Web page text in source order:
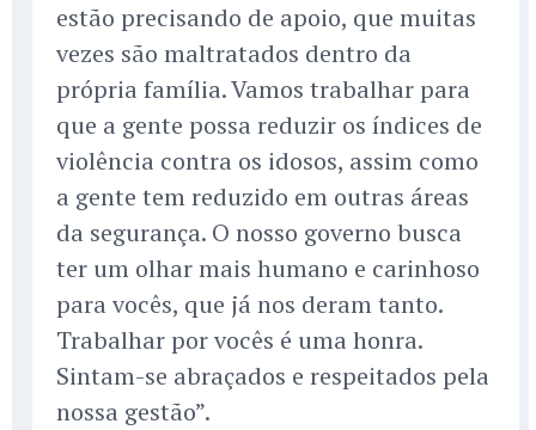
estão precisando de apoio, que muitas
vezes são maltratados dentro da
própria família. Vamos trabalhar para
que a gente possa reduzir os índices de
violência contra os idosos, assim como
a gente tem reduzido em outras áreas
da segurança. O nosso governo busca
ter um olhar mais humano e carinhoso
para vocês, que já nos deram tanto.
Trabalhar por vocês é uma honra.
Sintam-se abraçados e respeitados pela
nossa gestão”.